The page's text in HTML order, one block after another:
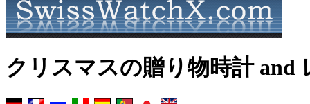
クリスマスの贈り物時計 and